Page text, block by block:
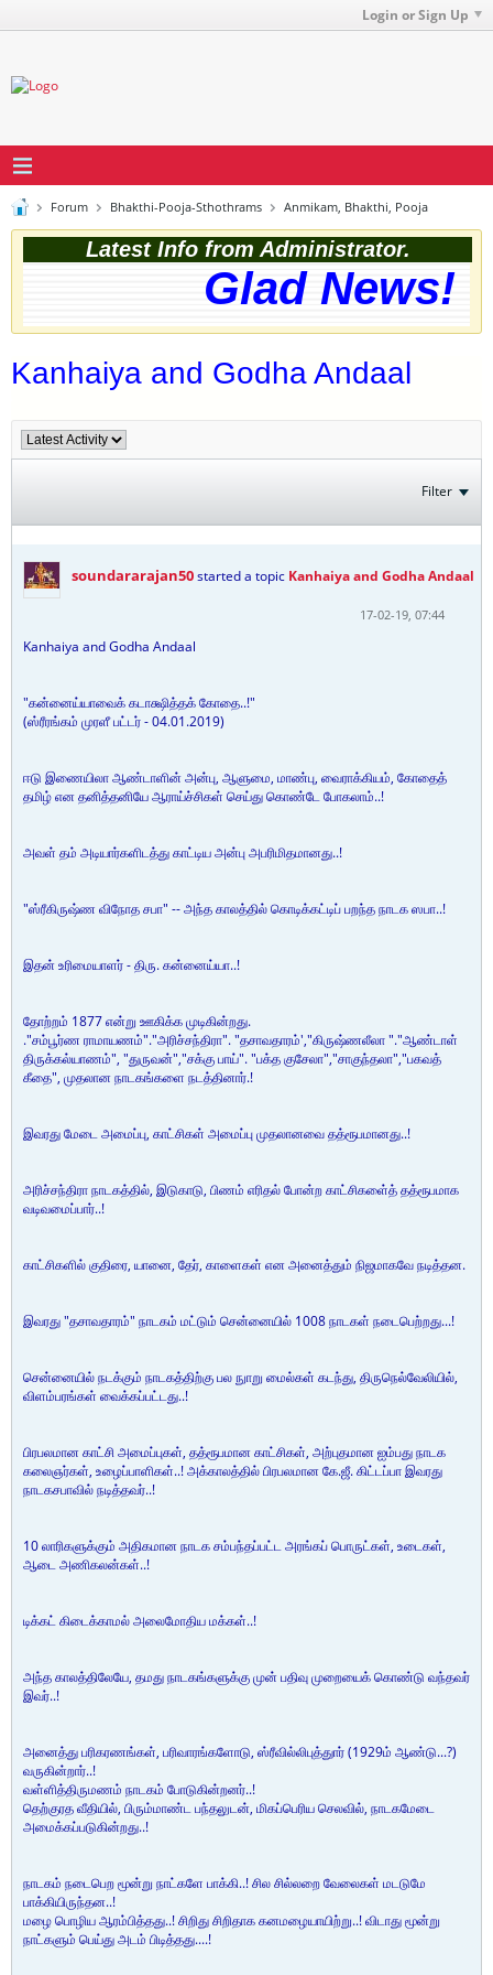
Login or Sign Up
Forum Bhakthi-Pooja-Sthothrams Anmikam, Bhakthi, Pooja
Latest Info from Administrator.
Glad News!
Kanhaiya and Godha Andaal
Filter
soundararajan50started a topic Kanhaiya and Godha Andaal
17-02-19, 07:44
Kanhaiya and Godha Andaal
"கன்னைய்யாவைக் கடாக்ஷித்தக் கோதை..!"
(ஸ்ரீரங்கம் முரளீ பட்டர் - 04.01.2019)
ஈடு இணையிலா ஆண்டாளின் அன்பு, ஆளுமை, மாண்பு, வைராக்கியம், கோதைத்
தமிழ் என தனித்தனியே ஆராய்ச்சிகள் செய்து கொண்டே போகலாம்..!
அவள் தம் அடியார்களிடத்து காட்டிய அன்பு அபரிமிதமானது..!
"ஸ்ரீகிருஷ்ண விநோத சபா" -- அந்த காலத்தில் கொடிக்கட்டிப் பறந்த நாடக ஸபா..!
இதன் உரிமையாளர் - திரு. கன்னைய்யா..!
தோற்றம் 1877 என்று ஊகிக்க முடிகின்றது.
."சம்பூர்ண ராமாயணம்"."அரிச்சந்திரா". "தசாவதாரம்',"கிருஷ்ணலீலா "."ஆண்டாள்
திருக்கல்யாணம்", "துருவன்","சக்கு பாய்". "பக்த குசேலா","சாகுந்தலா","பகவத்
கீதை", முதலான நாடகங்களை நடத்தினார்.!
இவரது மேடை அமைப்பு, காட்சிகள் அமைப்பு முதலானவை தத்ரூபமானது..!
அரிச்சந்திரா நாடகத்தில், இடுகாடு, பிணம் எரிதல் போன்ற காட்சிகளை்த் தத்ரூபமாக
வடிவமைப்பார்..!
காட்சிகளில் குதிரை, யானை, தேர், காளைகள் என அனைத்தும் நிஜமாகவே நடித்தன.
இவரது "தசாவதாரம்" நாடகம் மட்டும் சென்னையில் 1008 நாடகள் நடைபெற்றது...!
சென்னையில் நடக்கும் நாடகத்திற்கு பல நுாறு மைல்கள் கடந்து, திருநெல்வேலியில்,
விளம்பரங்கள் வைக்கப்பட்டது..!
பிரபலமான காட்சி அமைப்புகள், தத்ரூபமான காட்சிகள், அற்புதமான ஐம்பது நாடக
கலைஞர்கள், உழைப்பாளிகள்..! அக்காலத்தில் பிரபலமான கே.ஜீ. கிட்டப்பா இவரது
நாடகசபாவில் நடித்தவர்..!
10 லாரிகளுக்கும் அதிகமான நாடக சம்பந்தப்பட்ட அரங்கப் பொருட்கள், உடைகள்,
ஆடை அணிகலன்கள்..!
டிக்கட் கிடைக்காமல் அலைமோதிய மக்கள்..!
அந்த காலத்திலேயே, தமது நாடகங்களுக்கு முன் பதிவு முறையைக் கொண்டு வந்தவர்
இவர்..!
அனைத்து பரிகரணங்கள், பரிவாரங்களோடு, ஸ்ரீவில்லிபுத்துார் (1929ம் ஆண்டு...?)
வருகின்றார்..!
வள்ளித்திருமணம் நாடகம் போடுகின்றனர்..!
தெற்குரத வீதியில், பிரும்மாண்ட பந்தலுடன், மிகப்பெரிய செலவில், நாடகமேடை
அமைக்கப்படுகின்றது..!
நாடகம் நடைபெற மூன்று நாட்களே பாக்கி..! சில சில்லறை வேலைகள் மடடுமே
பாக்கியிருந்தன..!
மழை பொழிய ஆரம்பித்தது..! சிறிது சிறிதாக கனமழையாயிற்று..! விடாது மூன்று
நாட்களும் பெய்து அடம் பிடித்தது....!